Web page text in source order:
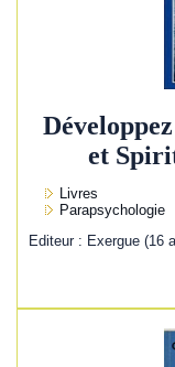
et
Livres
Parapsychologie
Editeur : Exergue (16